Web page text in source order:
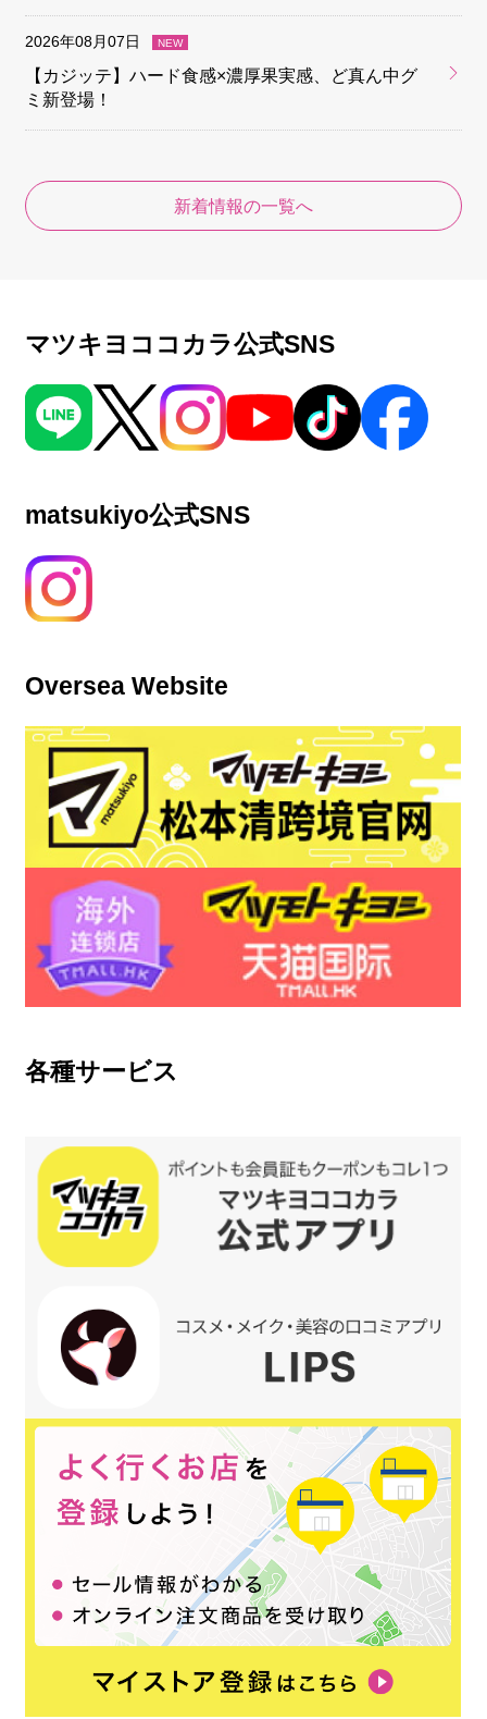
2026年08月07日
【カジッテ】ハード食感×濃厚果実感、ど真ん中グ
ミ新登場！
新着情報の一覧へ
マツキヨココカラ公式SNS
matsukiyo公式SNS
Oversea Website
各種サービス